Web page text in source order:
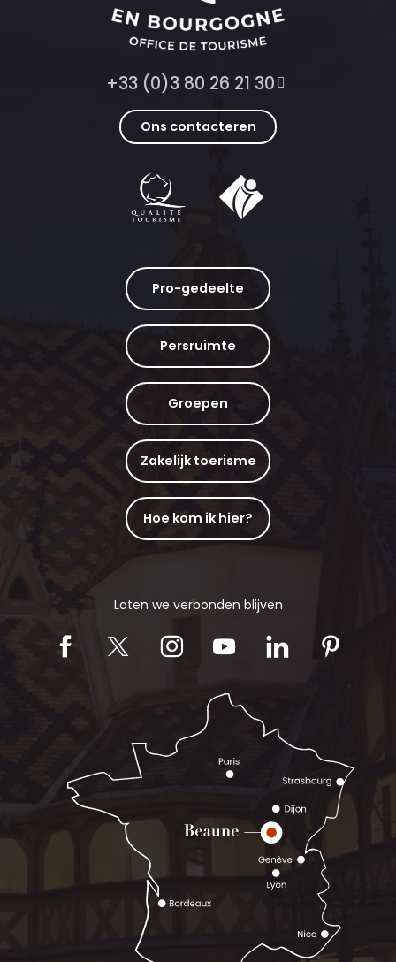
+33 (0)3 80 26 21 30
Ons contacteren
Pro-gedeelte
Persruimte
Groepen
Zakelijk toerisme
Hoe kom ik hier?
Laten we verbonden blijven